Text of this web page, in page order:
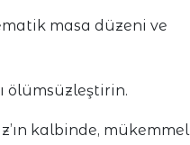
masa düzeni ve
ölümsüzleştirin.
kalbinde, mükemmel